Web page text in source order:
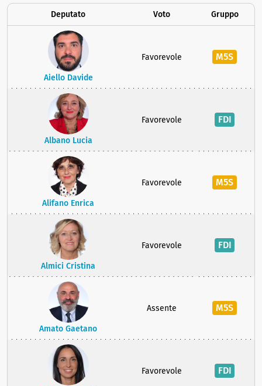
Deputato Voto Gruppo
Aiello Davide
Favorevole M5S
Albano Lucia
Favorevole FDI
Alifano Enrica
Favorevole M5S
Almici Cristina
Favorevole FDI
Amato Gaetano
Assente M5S
Favorevole FDI